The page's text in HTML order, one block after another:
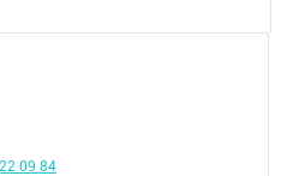
09 84